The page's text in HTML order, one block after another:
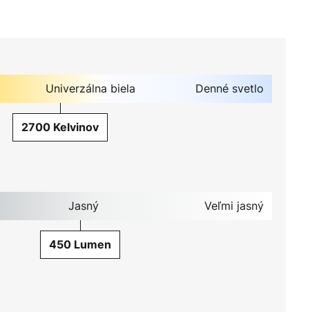
Univerzálna biela Denné svetlo
2700 Kelvinov
Jasný Veľmi jasný
450 Lumen